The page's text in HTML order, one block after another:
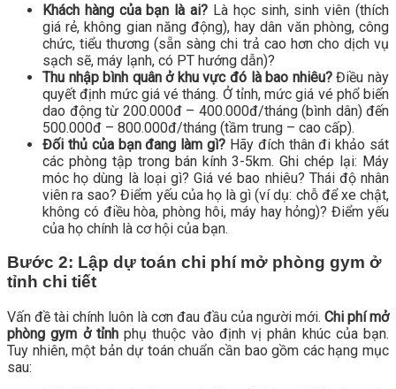
Khách hàng của bạn là ai? Là học sinh, sinh viên (thích
giá rẻ, không gian năng động), hay dân văn phòng, công
chức, tiểu thương (sẵn sàng chi trả cao hơn cho dịch vụ
sạch sẽ, máy lạnh, có PT hướng dẫn)?
Thu nhập bình quân ở khu vực đó là bao nhiêu?Điều này
quyết định mức giá vé tháng. Ở tỉnh, mức giá vé phổ biến
dao động từ 200.000đ – 400.000đ/tháng (bình dân) đến
500.000đ – 800.000đ/tháng (tầm trung – cao cấp).
Đối thủ của bạn đang làm gì? Hãy đích thân đi khảo sát
các phòng tập trong bán kính 3-5km. Ghi chép lại: Máy
móc họ dùng là loại gì? Giá vé bao nhiêu? Thái độ nhân
viên ra sao? Điểm yếu của họ là gì (ví dụ: chỗ để xe chật,
không có điều hòa, phòng hôi, máy hay hỏng)? Điểm yếu
của họ chính là cơ hội của bạn.
Bước 2: Lập dự toán chi phí mở phòng gym ở
tỉnh chi tiết
Vấn đề tài chính luôn là cơn đau đầu của người mới. Chi phí mở
phòng gym ở tỉnhphụ thuộc vào định vị phân khúc của bạn.
Tuy nhiên, một bản dự toán chuẩn cần bao gồm các hạng mục
sau: